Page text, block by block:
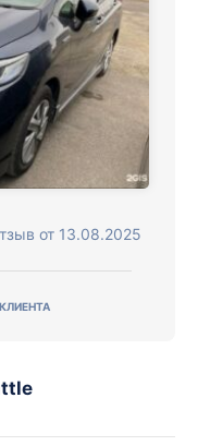
от 13.08.2025